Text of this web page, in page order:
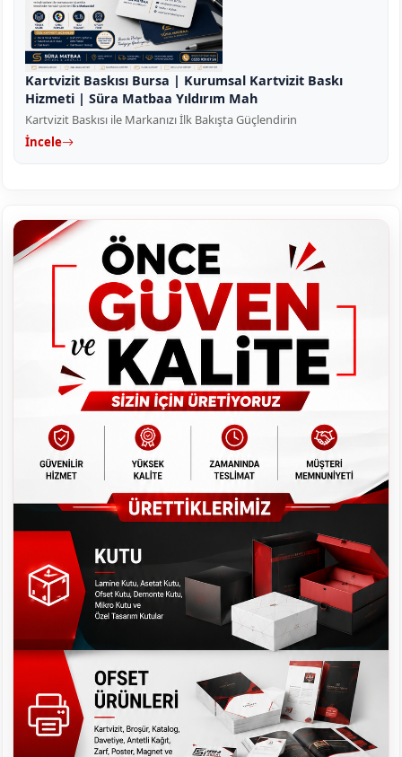
Kartvizit Baskısı Bursa | Kurumsal Kartvizit Baskı
Hizmeti | Süra Matbaa Yıldırım Mah
Kartvizit Baskısı ile Markanızı İlk Bakışta Güçlendirin
İncele